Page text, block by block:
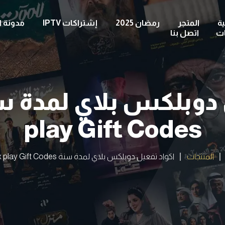
المتجر رمضان 2025 إشتراكات IPTV
مدونة
اتصل بنا
play Gift Codes
المنتجات اكواد تفعيل دوبلكس بلاي لمدة سنة Duplex play Gift Codes